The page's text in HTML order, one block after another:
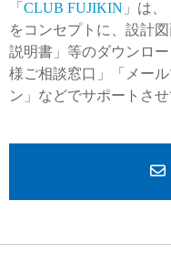
「 CLUB FUJIKIN 」は
をコンセプトに、設計
説明書」等のダウンロ
様ご相談窓口」「メー
ン」などでサポートさせ